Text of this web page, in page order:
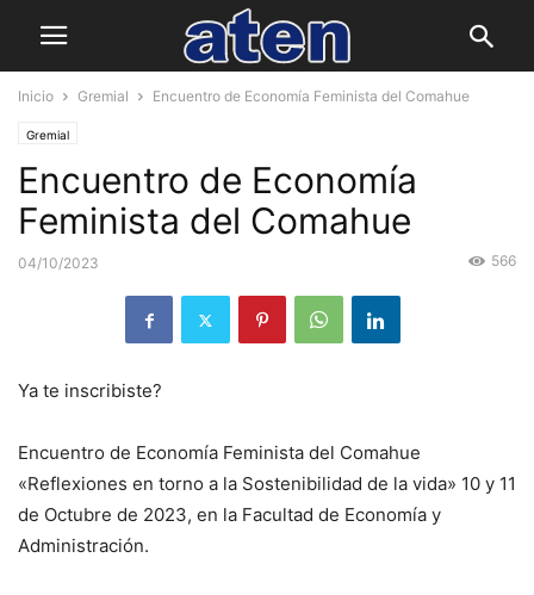
Inicio Gremial Encuentro de Economía Feminista del Comahue
Gremial
Encuentro de Economía
Feminista del Comahue
04/10/2023 566
Ya te inscribiste?
Encuentro de Economía Feminista del Comahue
«Reflexiones en torno a la Sostenibilidad de la vida» 10 y 11
de Octubre de 2023, en la Facultad de Economía y
Administración.